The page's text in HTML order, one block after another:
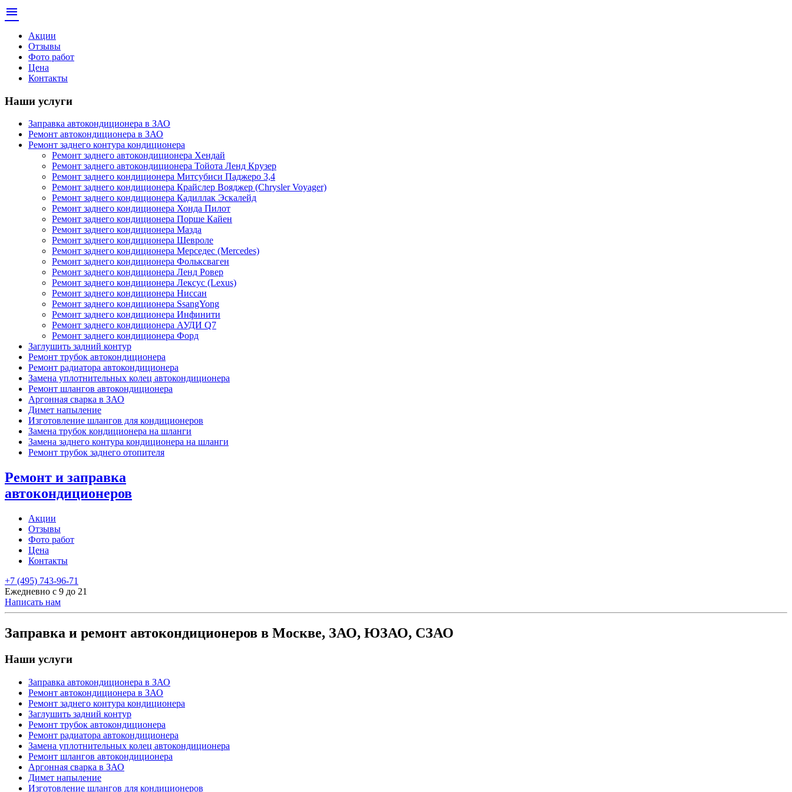
menu
Акции
Отзывы
Фото работ
Цена
Контакты
Наши услуги
Заправка автокондиционера в ЗАО
Ремонт автокондиционера в ЗАО
Ремонт заднего контура кондиционера
Ремонт заднего автокондиционера Хендай
Ремонт заднего автокондиционера Тойота Ленд Крузер
Ремонт заднего кондиционера Митсубиси Паджеро 3,4
Ремонт заднего кондиционера Крайслер Вояджер (Chrysler Voyager)
Ремонт заднего кондиционера Кадиллак Эскалейд
Ремонт заднего кондиционера Хонда Пилот
Ремонт заднего кондиционера Порше Кайен
Ремонт заднего кондиционера Мазда
Ремонт заднего кондиционера Шевроле
Ремонт заднего кондиционера Мерседес (Mercedes)
Ремонт заднего кондиционера Фольксваген
Ремонт заднего кондиционера Ленд Ровер
Ремонт заднего кондиционера Лексус (Lexus)
Ремонт заднего кондиционера Ниссан
Ремонт заднего кондиционера SsangYong
Ремонт заднего кондиционера Инфинити
Ремонт заднего кондиционера АУДИ Q7
Ремонт заднего кондиционера Форд
Заглушить задний контур
Ремонт трубок автокондиционера
Ремонт радиатора автокондиционера
Замена уплотнительных колец автокондиционера
Ремонт шлангов автокондиционера
Аргонная сварка в ЗАО
Димет напыление
Изготовление шлангов для кондиционеров
Замена трубок кондиционера на шланги
Замена заднего контура кондиционера на шланги
Ремонт трубок заднего отопителя
Ремонт и заправка
автокондиционеров
Акции
Отзывы
Фото работ
Цена
Контакты
+7 (495) 743-96-71
Ежедневно с 9 до 21
Написать нам
Заправка и ремонт автокондиционеров в Москве, ЗАО, ЮЗАО, СЗАО
Наши услуги
Заправка автокондиционера в ЗАО
Ремонт автокондиционера в ЗАО
Ремонт заднего контура кондиционера
Заглушить задний контур
Ремонт трубок автокондиционера
Ремонт радиатора автокондиционера
Замена уплотнительных колец автокондиционера
Ремонт шлангов автокондиционера
Аргонная сварка в ЗАО
Димет напыление
Изготовление шлангов для кондиционеров